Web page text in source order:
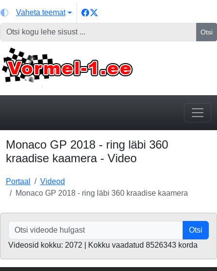
Vaheta teemat
Otsi
Monaco GP 2018 - ring läbi 360
kraadise kaamera - Video
Portaal
Videod
Monaco GP 2018 - ring läbi 360 kraadise kaamera
Otsi
Videosid kokku: 2072 | Kokku vaadatud 8526343 korda